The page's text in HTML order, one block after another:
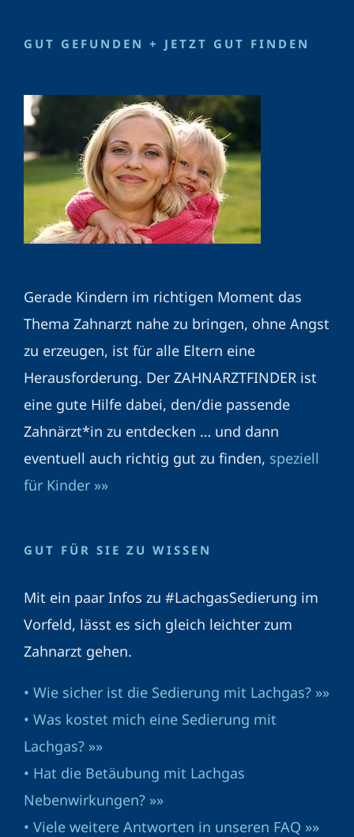
GUT GEFUNDEN + JETZT GUT FINDEN
Gerade Kindern im richtigen Moment das
Thema Zahnarzt nahe zu bringen, ohne Angst
zu erzeugen, ist für alle Eltern eine
Herausforderung. Der ZAHNARZTFINDER ist
eine gute Hilfe dabei, den/die passende
Zahnärzt*in zu entdecken … und dann
eventuell auch richtig gut zu finden, speziell
für Kinder »»
GUT FÜR SIE ZU WISSEN
Mit ein paar Infos zu #LachgasSedierung im
Vorfeld, lässt es sich gleich leichter zum
Zahnarzt gehen.
• Wie sicher ist die Sedierung mit Lachgas? »»
• Was kostet mich eine Sedierung mit
Lachgas? »»
• Hat die Betäubung mit Lachgas
Nebenwirkungen? »»
• Viele weitere Antworten in unseren FAQ »»